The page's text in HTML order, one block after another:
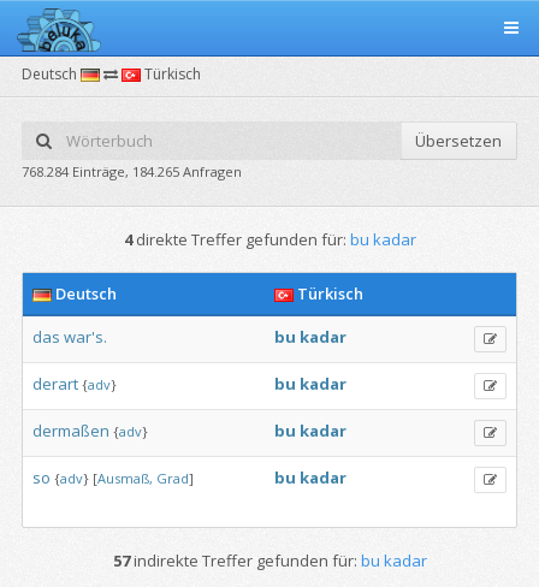
Deutsch Türkisch
Übersetzen
768.284 Einträge, 184.265 Anfragen
4direkte Treffer gefunden für: bu kadar
Deutsch
Türkisch
das war's. bu kadar
derart {adv} bu kadar
dermaßen {adv} bu kadar
so {adv} [Ausmaß, Grad] bu kadar
57indirekte Treffer gefunden für: bu kadar